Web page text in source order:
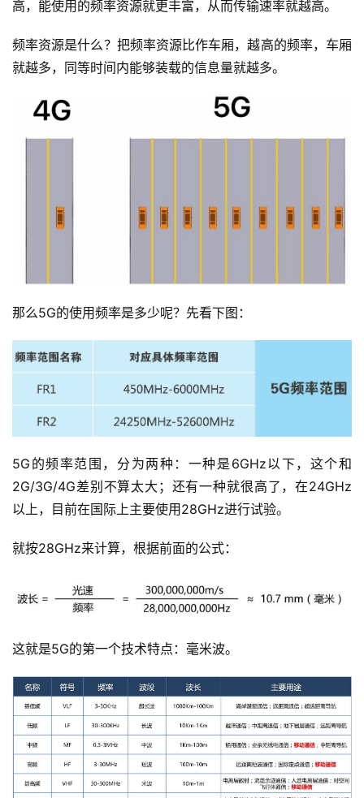
高，能使用的频率资源就更丰富，从而传输速率就越高。
频率资源是什么？把频率资源比作车厢，越高的频率，车厢
就越多，同等时间内能够装载的信息量就越多。
那么5G的使用频率是多少呢？先看下图：
5G的频率范围，分为两种：一种是6GHz以下，这个和
2G/3G/4G差别不算太大；还有一种就很高了，在24GHz
以上，目前在国际上主要使用28GHz进行试验。
就按28GHz来计算，根据前面的公式：
这就是5G的第一个技术特点：毫米波。